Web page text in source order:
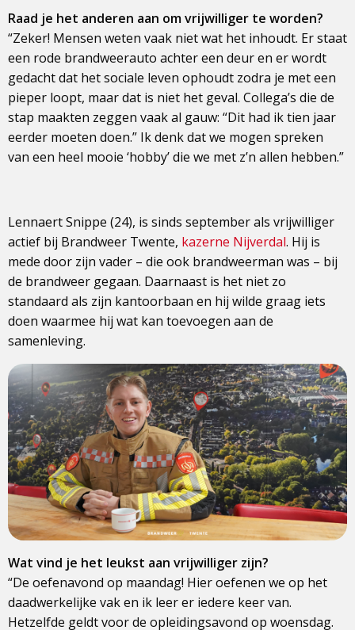
Raad je het anderen aan om vrijwilliger te worden?
“Zeker! Mensen weten vaak niet wat het inhoudt. Er staat
een rode brandweerauto achter een deur en er wordt
gedacht dat het sociale leven ophoudt zodra je met een
pieper loopt, maar dat is niet het geval. Collega’s die de
stap maakten zeggen vaak al gauw: “Dit had ik tien jaar
eerder moeten doen.” Ik denk dat we mogen spreken
van een heel mooie ‘hobby’ die we met z’n allen hebben.”
Lennaert Snippe (24), is sinds september als vrijwilliger
actief bij Brandweer Twente, kazerne Nijverdal. Hij is
mede door zijn vader – die ook brandweerman was – bij
de brandweer gegaan. Daarnaast is het niet zo
standaard als zijn kantoorbaan en hij wilde graag iets
doen waarmee hij wat kan toevoegen aan de
samenleving.
Wat vind je het leukst aan vrijwilliger zijn?
“De oefenavond op maandag! Hier oefenen we op het
daadwerkelijke vak en ik leer er iedere keer van.
Hetzelfde geldt voor de opleidingsavond op woensdag.